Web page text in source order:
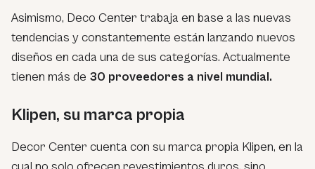
Asimismo, Deco Center trabaja en base a las nuevas
tendencias y constantemente están lanzando nuevos
diseños en cada una de sus categorías. Actualmente
tienen más de 30 proveedores a nivel mundial.
Klipen, su marca propia
Decor Center cuenta con su marca propia Klipen, en la